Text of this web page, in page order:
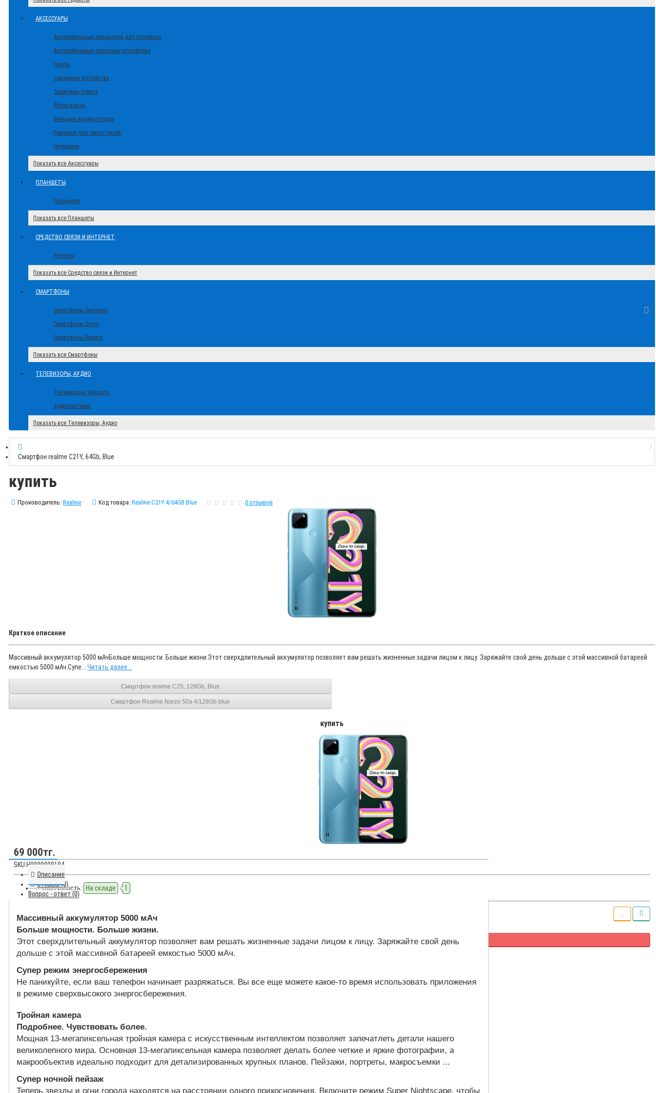
АКСЕССУАРЫ
Автомобильные держатели для телефона
Автомобильные зарядные устройства
Чехлы
Зарядные устройства
Защитные стекла
Флеш-карты
Внешние аккумуляторы
Ремешки для смарт-часов
Наушники
Показать все Аксессуары
ПЛАНШЕТЫ
Планшеты
Показать все Планшеты
СРЕДСТВО СВЯЗИ И ИНТЕРНЕТ
Роутеры
Показать все Средство связи и Интернет
СМАРТФОНЫ
Смартфоны Samsung
Смартфоны Oppo
Смартфоны Realme
Показать все Смартфоны
ТЕЛЕВИЗОРЫ, АУДИО
Телевизоры Samsung
Аудиосистемы
Показать все Телевизоры, Аудио
Смартфон realme C21Y, 64Gb, Blue
купить
Производитель: Realme Код товара: Realme C21Y 4/64GB Blue 0 отзывов
Краткое описание
Массивный аккумулятор 5000 мАчБольше мощности. Больше жизни.Этот сверхдлительный аккумулятор позволяет вам решать жизненные задачи лицом к лицу. Заряжайте свой день дольше с этой массивной батареей
емкостью 5000 мАч.Супе... Читать далее...
Смартфон realme C25, 128Gb, Blue
Смартфон Realme Narzo 50a 4/128Gb blue
купить
69 000тг.
SKU:Н0000009194
Доступность: На складе 1
В корзину
Описание
Отзывы (0)
Вопрос - ответ (0)
Массивный аккумулятор 5000 мАч
Больше мощности. Больше жизни.
Этот сверхдлительный аккумулятор позволяет вам решать жизненные задачи лицом к лицу. Заряжайте свой день
дольше с этой массивной батареей емкостью 5000 мАч.
Супер режим энергосбережения
Не паникуйте, если ваш телефон начинает разряжаться. Вы все еще можете какое-то время использовать приложения
в режиме сверхвысокого энергосбережения.
Тройная камера
Подробнее. Чувствовать более.
Мощная 13-мегапиксельная тройная камера с искусственным интеллектом позволяет запечатлеть детали нашего
великолепного мира. Основная 13-мегапиксельная камера позволяет делать более четкие и яркие фотографии, а
макрообъектив идеально подходит для детализированных крупных планов. Пейзажи, портреты, макросъемки ...
Супер ночной пейзаж
Теперь звезды и огни города находятся на расстоянии одного прикосновения. Включите режим Super Nightscape, чтобы